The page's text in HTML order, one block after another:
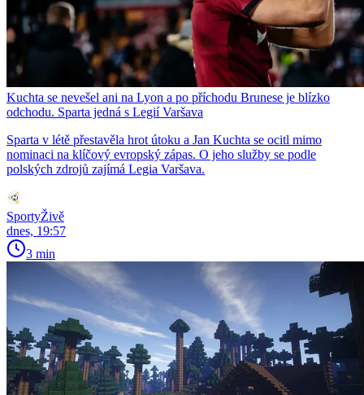
Kuchta se nevešel ani na Lyon a po příchodu Brunese je blízko
odchodu. Sparta jedná s Legií Varšava
Sparta v létě přestavěla hrot útoku a Jan Kuchta se ocitl mimo
nominaci na klíčový evropský zápas. O jeho služby se podle
polských zdrojů zajímá Legia Varšava.
SportyŽivě
dnes, 19:57
3 min